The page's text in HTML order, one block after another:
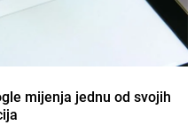
mijenja jednu od svojih